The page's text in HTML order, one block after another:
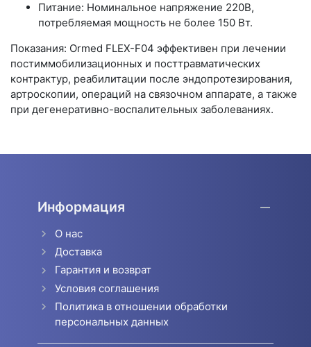
Питание: Номинальное напряжение 220В,
потребляемая мощность не более 150 Вт.
Показания: Ormed FLEX-F04 эффективен при лечении
постиммобилизационных и посттравматических
контрактур, реабилитации после эндопротезирования,
артроскопии, операций на связочном аппарате, а также
при дегенеративно-воспалительных заболеваниях.
Информация
О нас
Доставка
Гарантия и возврат
Условия соглашения
Политика в отношении обработки
персональных данных